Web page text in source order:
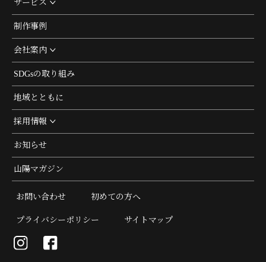
サービス
制作事例
会社案内
SDGsの取り組み
地域とともに
採用情報
お知らせ
山陽マガジン
お問い合わせ 初めての方へ
プライバシーポリシー サイトマップ